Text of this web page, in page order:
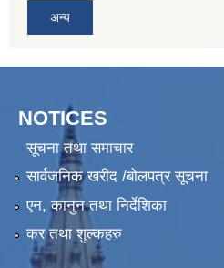
अन्य
NOTICES
सूचना तथा समाचार
सार्वजनिक खरीद /बोलपत्र सूचना
एन, कानुन तथा निर्देशिका
कर तथा शुल्कहरु